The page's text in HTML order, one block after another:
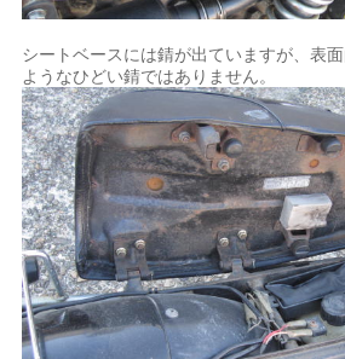
シートベースには錆が出ていますが、表
ようなひどい錆ではありません。